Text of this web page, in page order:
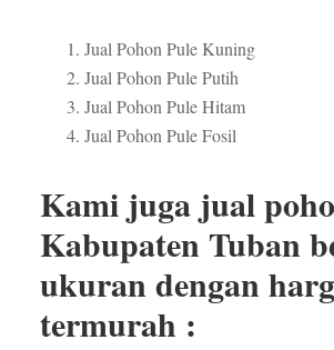
Jual Pohon Pule Kuning
Jual Pohon Pule Putih
Jual Pohon Pule Hitam
Jual Pohon Pule Fosil
Kami juga jual
Kabupaten Tuban
ukuran dengan
termurah :